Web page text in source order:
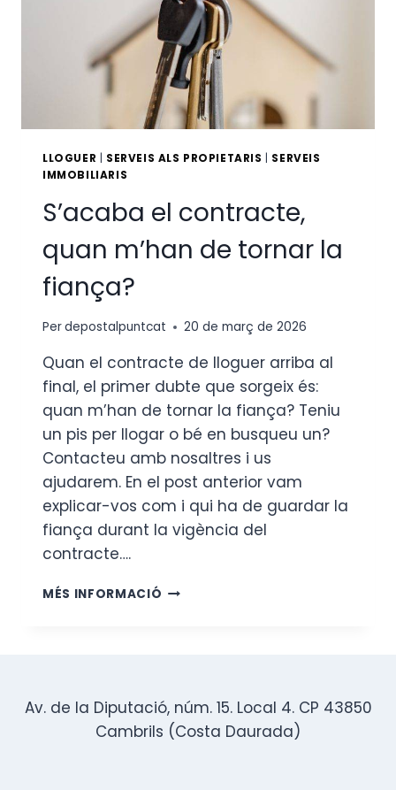
LLOGUER SERVEIS ALS PROPIETARIS
SERVEIS
IMMOBILIARIS
S’acaba el contracte,
quan m’han de tornar la
fiança?
Perdepostalpuntcat 20 de març de 2026
Quan el contracte de lloguer arriba al
final, el primer dubte que sorgeix és:
quan m’han de tornar la fiança? Teniu
un pis per llogar o bé en busqueu un?
Contacteu amb nosaltres i us
ajudarem. En el post anterior vam
explicar-vos com i qui ha de guardar la
fiança durant la vigència del
contracte….
MÉS INFORMACIÓ S’ACABA
TORNAR
LA
FIANÇA?
Av. de la Diputació, núm. 15. Local 4. CP 43850
Cambrils (Costa Daurada)